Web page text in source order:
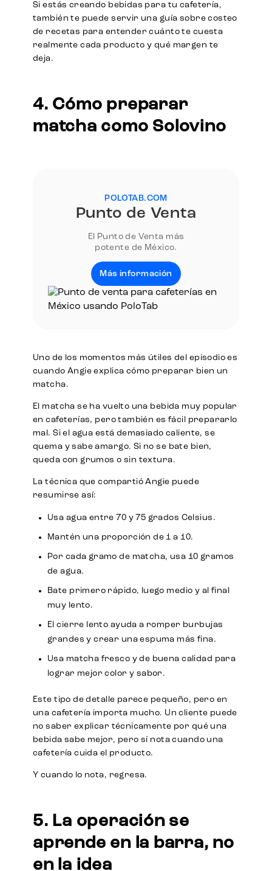
Si estás creando bebidas para tu cafetería,
también te puede servir una guía sobre costeo
de recetas para entender cuánto te cuesta
realmente cada producto y qué margen te
deja.
4. Cómo preparar
matcha como Solovino
POLOTAB.COM
Punto de Venta
El Punto de Venta más
potente de México.
Más información
Uno de los momentos más útiles del episodio es
cuando Angie explica cómo preparar bien un
matcha.
El matcha se ha vuelto una bebida muy popular
en cafeterías, pero también es fácil prepararlo
mal. Si el agua está demasiado caliente, se
quema y sabe amargo. Si no se bate bien,
queda con grumos o sin textura.
La técnica que compartió Angie puede
resumirse así:
Usa agua entre 70 y 75 grados Celsius.
Mantén una proporción de 1 a 10.
Por cada gramo de matcha, usa 10 gramos
de agua.
Bate primero rápido, luego medio y al final
muy lento.
El cierre lento ayuda a romper burbujas
grandes y crear una espuma más fina.
Usa matcha fresco y de buena calidad para
lograr mejor color y sabor.
Este tipo de detalle parece pequeño, pero en
una cafetería importa mucho. Un cliente puede
no saber explicar técnicamente por qué una
bebida sabe mejor, pero sí nota cuando una
cafetería cuida el producto.
Y cuando lo nota, regresa.
5. La operación se
aprende en la barra, no
en la idea